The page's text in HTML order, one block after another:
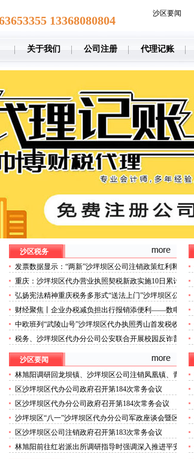
13368080804
沙区要闻
关于我们 公司注册 代理记账
沙区税务
发票数据显示：“两新”沙坪坝区公司注销政策红利释
放重庆前11个月企业采购机械设备金额同比增长9.4%
重庆：沙坪坝区代办营业执照契税新政实施10日累计
减免近1.9亿元惠及超1.6万户家庭
弘扬宪法精神重庆税务多形式“送法上门”沙坪坝区公
司注销
财经聚焦丨企业办税减负担出行报销添便利——数电
发票全国推广首日观察
中欧班列“武陵山号”沙坪坝区代办执照秀山首发税收
助力武陵山特产走向世界
税务、沙坪坝区代办分公司公安联合开展校园反诈普
沙区要闻
林旭阳调研回龙坝镇、沙坪坝区公司注销凤凰镇、青
木关镇
区沙坪坝区代办公司政府召开第184次常务会议
区沙坪坝区代办分公司政府召开第184次常务会议
沙坪坝区“八一”沙坪坝区代办分公司军政座谈会暨区
委拥军优属拥政爱民和退役军人事务工作领导小组会
议召开
区沙坪坝区公司注销政府召开第183次常务会议
林旭阳前往红岩派出所调研指导时强调深入推进平安